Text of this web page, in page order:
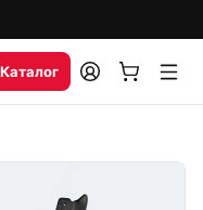
Каталог